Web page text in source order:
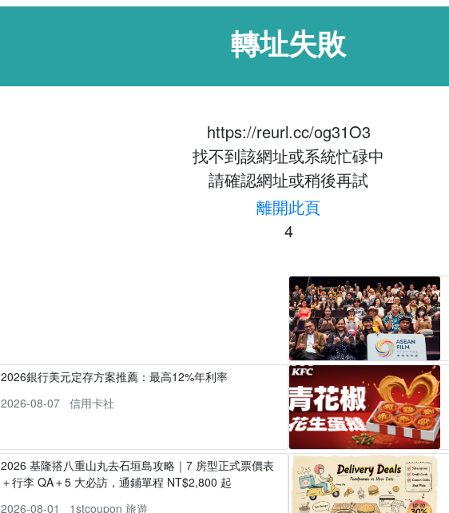
轉址失敗
https://reurl.cc/og31O3
找不到該網址或系統忙碌中
請確認網址或稍後再試
離開此頁
4
2026銀行美元定存方案推薦：最高12%年利率
2026-08-07
信用卡社
2026 基隆搭八重山丸去石垣島攻略｜7 房型正式票價表
＋行李 QA＋5 大必訪，通鋪單程 NT$2,800 起
2026-08-01
1stcoupon 旅遊